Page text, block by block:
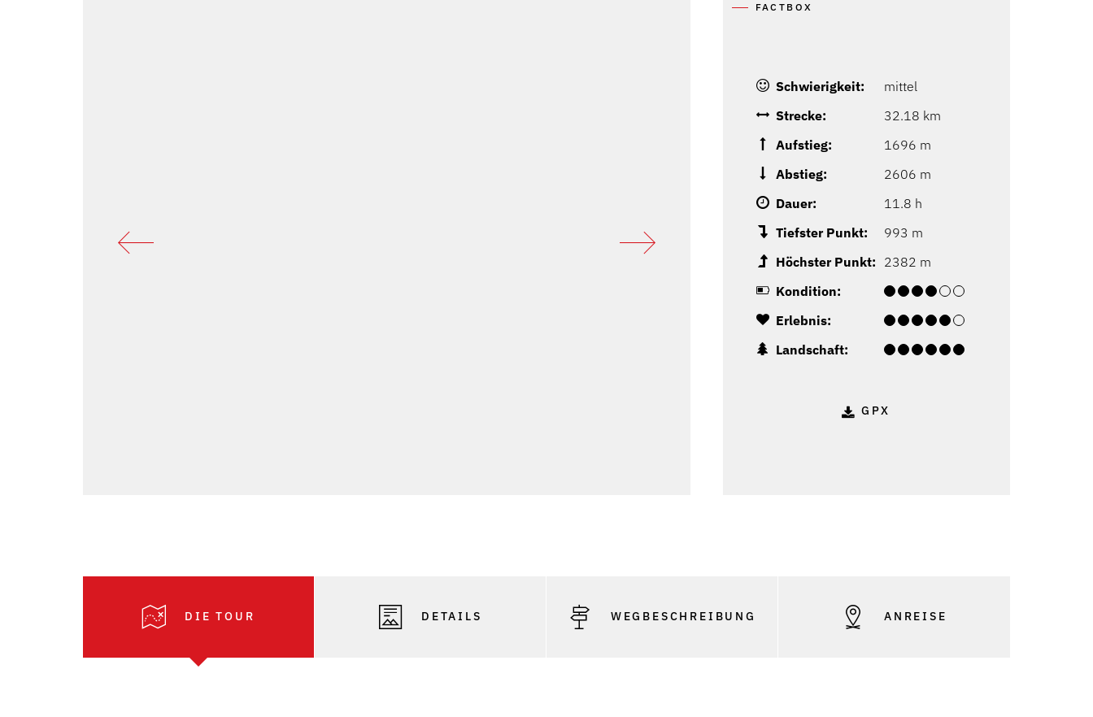
FACTBOX
Schwierigkeit:
mittel
Strecke:
32.18 km
Aufstieg:
1696 m
Abstieg:
2606 m
Dauer:
11.8 h
Tiefster Punkt:
993 m
Höchster Punkt: 2382 m
Kondition:
Erlebnis:
Landschaft:
GPX
DIE TOUR DETAILS WEGBESCHREIBUNG ANREISE